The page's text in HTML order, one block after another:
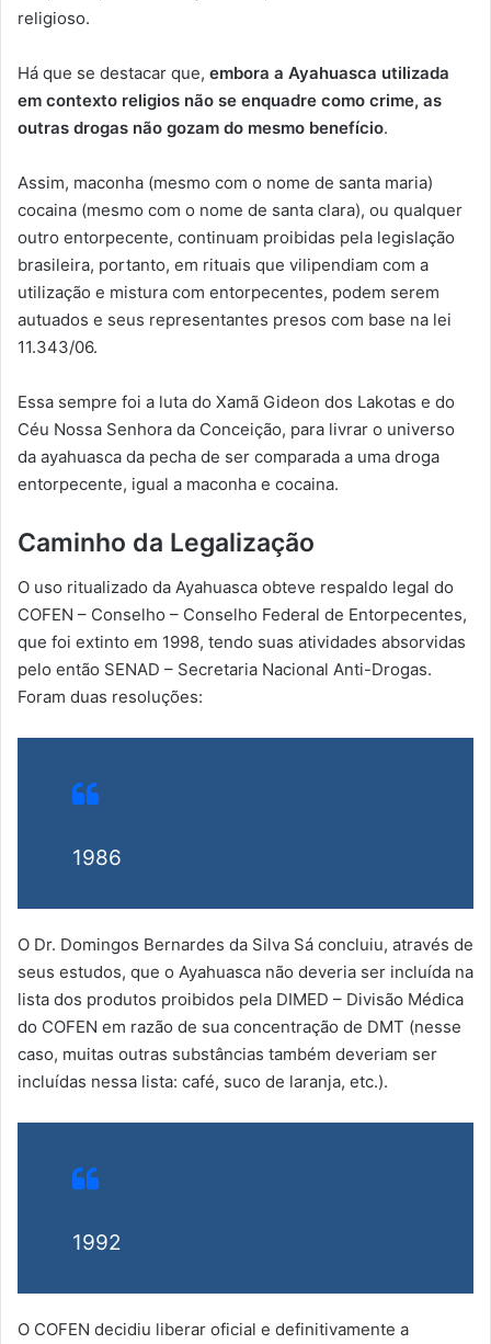
religioso.
Há que se destacar que, embora a Ayahuasca utilizada
em contexto religios não se enquadre como crime, as
outras drogas não gozam do mesmo benefício.
Assim, maconha (mesmo com o nome de santa maria)
cocaina (mesmo com o nome de santa clara), ou qualquer
outro entorpecente, continuam proibidas pela legislação
brasileira, portanto, em rituais que vilipendiam com a
utilização e mistura com entorpecentes, podem serem
autuados e seus representantes presos com base na lei
11.343/06.
Essa sempre foi a luta do Xamã Gideon dos Lakotas e do
Céu Nossa Senhora da Conceição, para livrar o universo
da ayahuasca da pecha de ser comparada a uma droga
entorpecente, igual a maconha e cocaina.
Caminho da Legalização
O uso ritualizado da Ayahuasca obteve respaldo legal do
COFEN – Conselho – Conselho Federal de Entorpecentes,
que foi extinto em 1998, tendo suas atividades absorvidas
pelo então SENAD – Secretaria Nacional Anti-Drogas.
Foram duas resoluções:
1986
O Dr. Domingos Bernardes da Silva Sá concluiu, através de
seus estudos, que o Ayahuasca não deveria ser incluída na
lista dos produtos proibidos pela DIMED – Divisão Médica
do COFEN em razão de sua concentração de DMT (nesse
caso, muitas outras substâncias também deveriam ser
incluídas nessa lista: café, suco de laranja, etc.).
1992
O COFEN decidiu liberar oficial e definitivamente a